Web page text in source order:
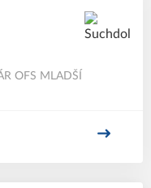
OFS MLADŠÍ